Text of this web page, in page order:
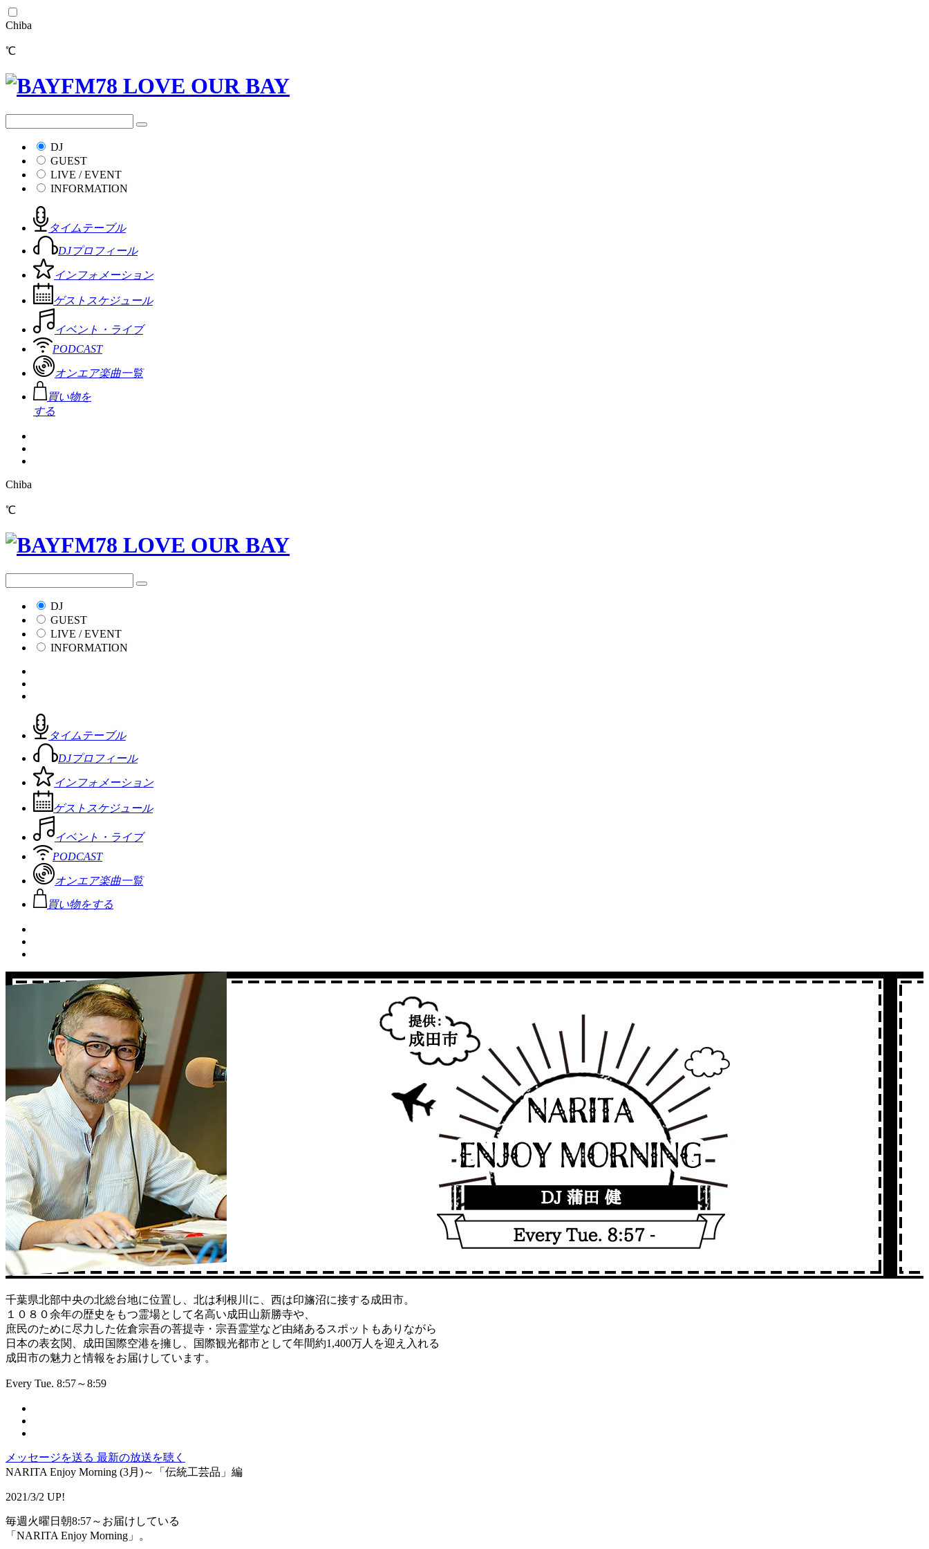
Chiba
℃
DJ
GUEST
LIVE / EVENT
INFORMATION
タイムテーブル
DJプロフィール
インフォメーション
ゲストスケジュール
イベント・ライブ
PODCAST
オンエア楽曲一覧
買い物を
する
Chiba
℃
DJ
GUEST
LIVE / EVENT
INFORMATION
タイムテーブル
DJプロフィール
インフォメーション
ゲストスケジュール
イベント・ライブ
PODCAST
オンエア楽曲一覧
買い物をする
千葉県北部中央の北総台地に位置し、北は利根川に、西は印旛沼に接する成田市。
１０８０余年の歴史をもつ霊場として名高い成田山新勝寺や、
庶民のために尽力した佐倉宗吾の菩提寺・宗吾霊堂など由緒あるスポットもありながら
日本の表玄関、成田国際空港を擁し、国際観光都市として年間約1,400万人を迎え入れる
成田市の魅力と情報をお届けしています。
Every Tue. 8:57～8:59
メッセージを送る 最新の放送を聴く
NARITA Enjoy Morning (3月)～「伝統工芸品」編
2021/3/2 UP!
毎週火曜日朝8:57～お届けしている
「NARITA Enjoy Morning」。